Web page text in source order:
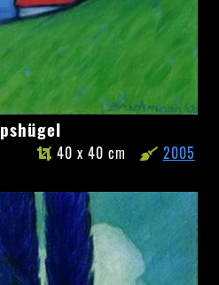
2005
40 x 40 cm